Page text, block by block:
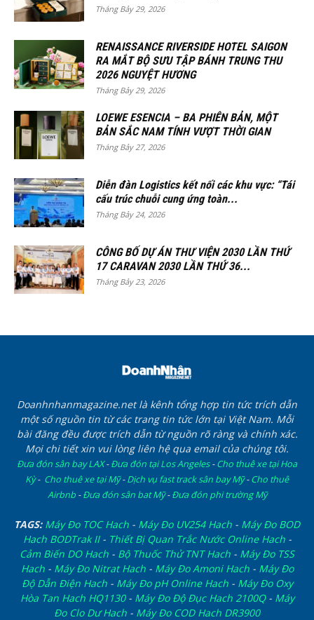
Tháng Bảy 29, 2026
RENAISSANCE RIVERSIDE HOTEL SAIGON
RA MẮT BỘ SƯU TẬP BÁNH TRUNG THU
2026 NGUYỆT HƯƠNG
Tháng Bảy 29, 2026
LOEWE ESENCIA – BA PHIÊN BẢN, MỘT
BẢN SẮC NAM TÍNH VƯỢT THỜI GIAN
Tháng Bảy 27, 2026
Diễn đàn Logistics kết nối các khu vực: “Tái
cấu trúc chuỗi cung ứng toàn...
Tháng Bảy 24, 2026
CÔNG BỐ DỰ ÁN THƯ VIỆN 2030 LẦN THỨ
17 CARAVAN 2030 LẦN THỨ 36...
Tháng Bảy 23, 2026
Doanhnhanmagazine.net là kênh tổng hợp tin tức trích dẫn
một số nguồn tin từ các trang tin tức lớn tại Việt Nam. Mỗi
bài đăng đều được trích dẫn từ nguồn rõ ràng và chính xác.
Mọi chi tiết xin vui lòng liên hệ qua email của chúng tôi.
Đưa đón sân bay LAX-Đưa đón tại Los Angeles-Cho thuê xe tại Hoa
Kỳ- Cho thuê xe tại Mỹ-Dịch vụ fast track sân bay Mỹ-Cho thuê
Airbnb-Đưa đón sân bat Mỹ-Đưa đón phi trường Mỹ
TAGS: Máy Đo TOC Hach - Máy Đo UV254 Hach - Máy Đo BOD
Hach BODTrak II- Thiết Bị Quan Trắc Nước Online Hach-
Cảm Biến DO Hach - Bộ Thuốc Thử TNT Hach - Máy Đo TSS
Hach- Máy Đo Nitrat Hach- Máy Đo Amoni Hach- Máy Đo
Độ Dẫn Điện Hach- Máy Đo pH Online Hach- Máy Đo Oxy
Hòa Tan Hach HQ1130- Máy Đo Độ Đục Hach 2100Q- Máy
Đo Clo Dư Hach - Máy Đo COD Hach DR3900